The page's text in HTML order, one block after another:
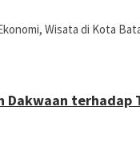
Wisata di Kota
Dakwaan terhadap